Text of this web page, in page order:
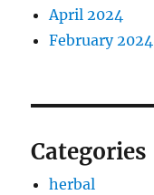
April 2024
February 2024
Categories
herbal